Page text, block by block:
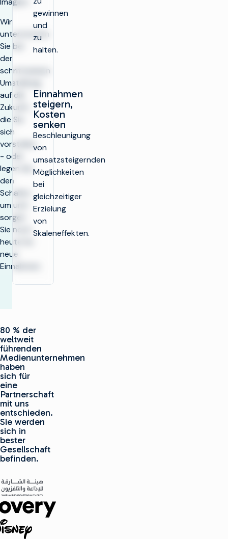
Wir
unterstützen
Sie bei
der
schrittweisen
Umstellung
auf die
Zukunft,
die Sie
sich
vorstellen
- oder
legen Sie
den
Schalter
um und
sorgen
Sie noch
heute für
neue
Einnahmen.
gewinnen
und
zu
halten.
Einnahmen
steigern,
Kosten
senken
Beschleunigung
von
umsatzsteigernden
Möglichkeiten
bei
gleichzeitiger
Erzielung
von
Skaleneffekten.
80 % der
weltweit
führenden
Medienunternehmen
haben
sich für
eine
Partnerschaft
mit uns
entschieden.
Sie werden
sich in
bester
Gesellschaft
befinden.